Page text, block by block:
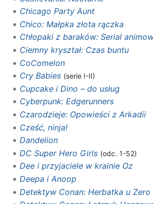
Chicago Party Aunt
Chico: Małpka złota rączka
Chłopaki z baraków: Serial
Ciemny kryształ: Czas buntu
CoComelon
Cry Babies (serie I-II)
Cupcake i Dino – do usług
Cyberpunk: Edgerunners
Czarodzieje: Opowieści z Arkadii
Cześć, ninja!
Dandelion
DC Super Hero Girls (odc. 1-52)
Dee i przyjaciele w krainie Oz
Deepa i Anoop
Detektyw Conan: Herbatka u Zero